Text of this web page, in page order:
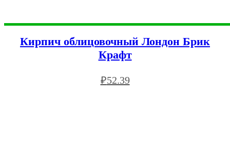
Кирпич облицовочный Лондон Брик
Крафт
₽52.39